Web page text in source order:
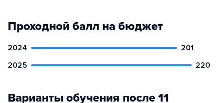
Проходной балл на бюджет
2024
201
2025
220
Варианты обучения после 11